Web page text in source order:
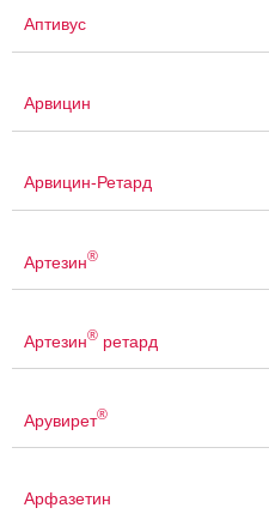
Аптивус
Арвицин
Арвицин-Ретард
Артезин®
Артезин® ретард
Арувирет®
Арфазетин